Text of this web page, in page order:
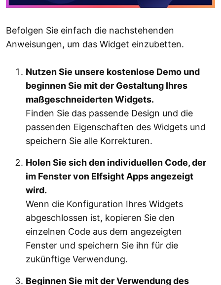
Befolgen Sie einfach die nachstehenden
Anweisungen, um das Widget einzubetten.
Nutzen Sie unsere kostenlose Demo und
beginnen Sie mit der Gestaltung Ihres
maßgeschneiderten Widgets.
Finden Sie das passende Design und die
passenden Eigenschaften des Widgets und
speichern Sie alle Korrekturen.
Holen Sie sich den individuellen Code, der
im Fenster von Elfsight Apps angezeigt
wird.
Wenn die Konfiguration Ihres Widgets
abgeschlossen ist, kopieren Sie den
einzelnen Code aus dem angezeigten
Fenster und speichern Sie ihn für die
zukünftige Verwendung.
Beginnen Sie mit der Verwendung des